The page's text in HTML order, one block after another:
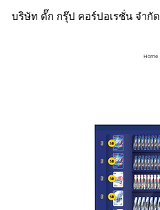
บริษัท ดั๊ก กรุ๊ป คอร์ปอเรชั่น จำกัด
Home